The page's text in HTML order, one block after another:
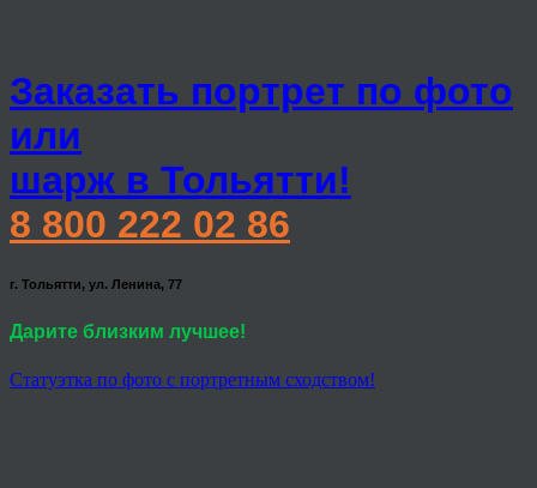
Заказать портрет по фото
или
шарж в Тольятти!
8 800 222 02 86
г. Тольятти, ул. Ленина, 77
Дарите близким лучшее!
Статуэтка по фото с портретным сходством!